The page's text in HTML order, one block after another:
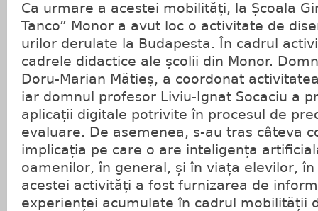
Ca urmare a acestei mobilități, la Școala
Tanco” Monor a avut loc o activitate de
urilor derulate la Budapesta. În cadrul
cadrele didactice ale școlii din Monor.
Doru-Marian Mătieș, a coordonat
iar domnul profesor Liviu-Ignat Socaciu a
aplicații digitale potrivite în procesul de
evaluare. De asemenea, s-au tras câteva
implicația pe care o are inteligența
oamenilor, în general, și în viața elevilor, în
acestei activități a fost furnizarea de
experienței acumulate în cadrul mobilității